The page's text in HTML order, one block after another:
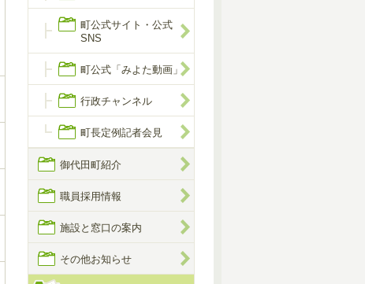
町公式サイト・公式
SNS
町公式「みよた動画」
行政チャンネル
町長定例記者会見
御代田町紹介
職員採用情報
施設と窓口の案内
その他お知らせ